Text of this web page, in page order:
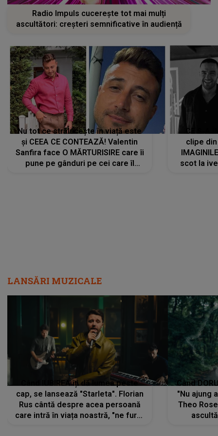
Radio Impuls cucerește tot mai mulți
ascultători: creșteri semnificative în audiență
Nu tot ce strălucește în viață este
și CEEA CE CONTEAZĂ! Valentin
Sanfira face O MĂRTURISIRE care îi
pune pe gânduri pe cei care îl
CE S-A
clipe
scot la
LANSĂRI MUZICALE
Când IUBIREA îți dă lumea peste
cap, se lansează "Starleta". Florian
Rus cântă despre acea persoană
care intră în viața noastră, "ne fură"
Când
"Nu ajung
Theo